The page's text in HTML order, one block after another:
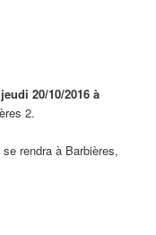
jeudi 20/10/2016 à
2.
rendra à Barbières,